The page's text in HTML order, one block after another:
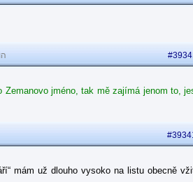
jméno, tak mě zajímá jenom to,
mám už dlouho vysoko na listu obecně